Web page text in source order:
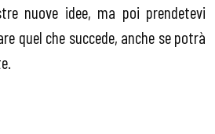
nuove idee, ma poi prendetevi
quel che succede, anche se potrà